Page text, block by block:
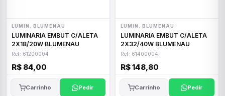
LUMIN. BLUMENAU
LUMINARIA EMBUT C/ALETA
2X18/20W BLUMENAU
Ref: 61200004
R$ 84,00
Carrinho Pedir
LUMIN. BLUMENAU
LUMINARIA EMBUT C/ALETA
2X32/40W BLUMENAU
Ref: 61400004
R$ 148,80
Carrinho Pedir